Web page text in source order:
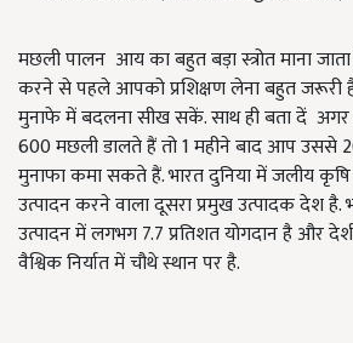
मछली पालन आय का बहुत बड़ा स्त्रोत माना
करने से पहले आपको प्रशिक्षण लेना बहुत जरूरी
मुनाफे में बदलना सीख सकें. साथ ही बता दें
600 मछली डालते हैं तो 1 महीने बाद आप
मुनाफा कमा सकते हैं. भारत दुनिया में जलीय
उत्पादन करने वाला दूसरा प्रमुख उत्पादक देश है.
उत्पादन में लगभग 7.7 प्रतिशत योगदान है और
वैश्विक निर्यात में चौथे स्थान पर है.